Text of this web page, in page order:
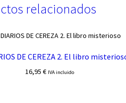
relacionados
DE CEREZA 2. El libro
16,95€ IVA incluido